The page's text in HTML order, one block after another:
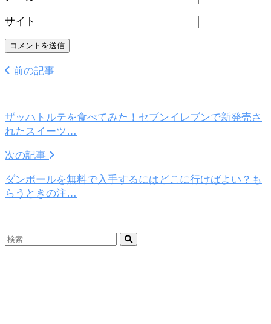
サイト
前の記事
ザッハトルテを食べてみた！セブンイレブンで新発売さ
れたスイーツ…
次の記事
ダンボールを無料で入手するにはどこに行けばよい？も
らうときの注…